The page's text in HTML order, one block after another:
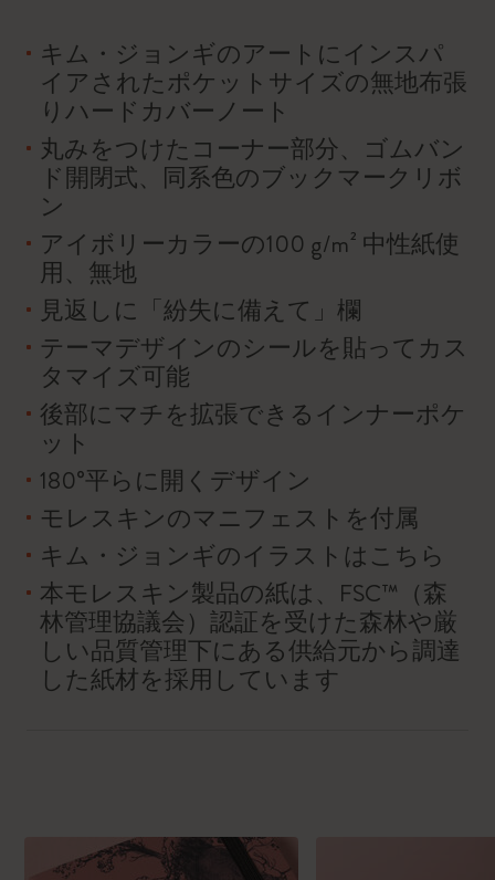
キム・ジョンギのアートにインスパ
イアされたポケットサイズの無地布張
りハードカバーノート
丸みをつけたコーナー部分、ゴムバン
ド開閉式、同系色のブックマークリボ
ン
アイボリーカラーの100 g/m² 中性紙使
用、無地
見返しに「紛失に備えて」欄
テーマデザインのシールを貼ってカス
タマイズ可能
後部にマチを拡張できるインナーポケ
ット
180°平らに開くデザイン
モレスキンのマニフェストを付属
キム・ジョンギのイラストはこちら
本モレスキン製品の紙は、FSC™（森
林管理協議会）認証を受けた森林や厳
しい品質管理下にある供給元から調達
した紙材を採用しています